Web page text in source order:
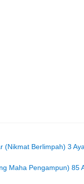
(Nikmat Berlimpah) 3
Maha Pengampun) 85